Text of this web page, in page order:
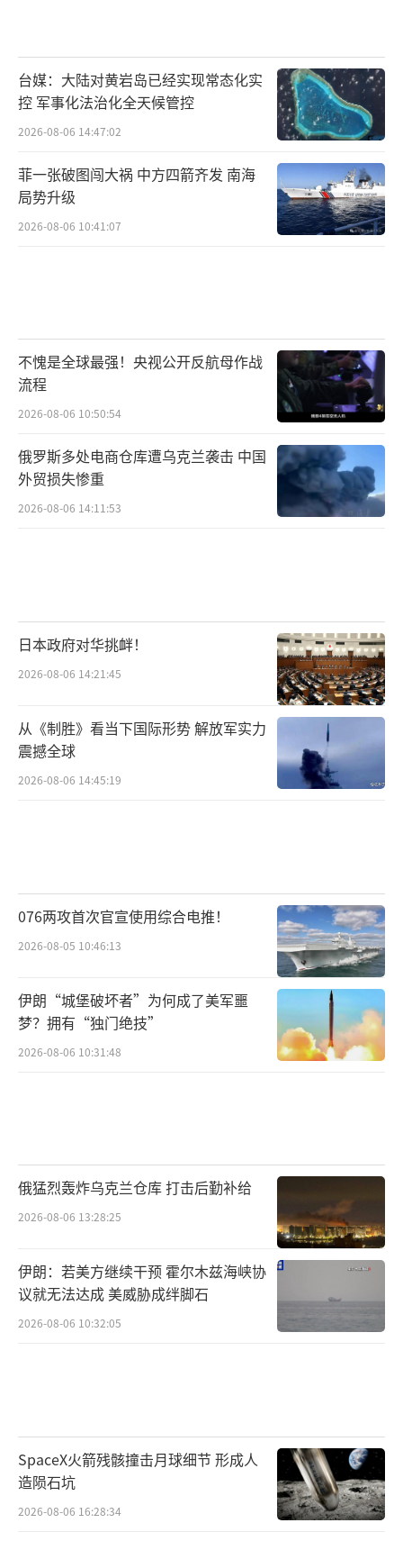
台媒：大陆对黄岩岛已经实现常态化实
控 军事化法治化全天候管控
2026-08-06 14:47:02
菲一张破图闯大祸 中方四箭齐发 南海
局势升级
2026-08-06 10:41:07
不愧是全球最强！央视公开反航母作战
流程
2026-08-06 10:50:54
俄罗斯多处电商仓库遭乌克兰袭击 中国
外贸损失惨重
2026-08-06 14:11:53
日本政府对华挑衅！
2026-08-06 14:21:45
从《制胜》看当下国际形势 解放军实力
震撼全球
2026-08-06 14:45:19
076两攻首次官宣使用综合电推！
2026-08-05 10:46:13
伊朗“城堡破坏者”为何成了美军噩
梦？拥有“独门绝技”
2026-08-06 10:31:48
俄猛烈轰炸乌克兰仓库 打击后勤补给
2026-08-06 13:28:25
伊朗：若美方继续干预 霍尔木兹海峡协
议就无法达成 美威胁成绊脚石
2026-08-06 10:32:05
SpaceX火箭残骸撞击月球细节 形成人
造陨石坑
2026-08-06 16:28:34